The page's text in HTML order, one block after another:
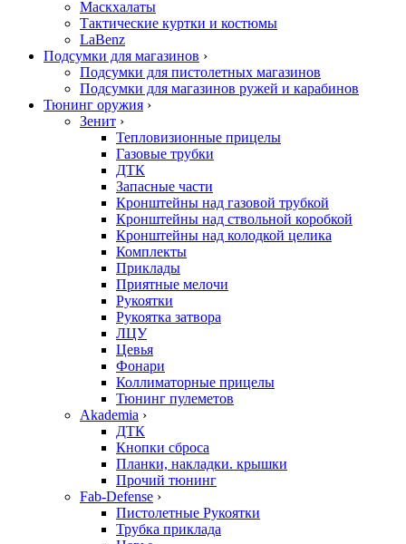
Маскхалаты
Тактические куртки и костюмы
LaBenz
Подсумки для магазинов ›
Подсумки для пистолетных магазинов
Подсумки для магазинов ружей и карабинов
Тюнинг оружия ›
Зенит ›
Тепловизионные прицелы
Газовые трубки
ДТК
Запасные части
Кронштейны над газовой трубкой
Кронштейны над ствольной коробкой
Кронштейны над колодкой целика
Комплекты
Приклады
Приятные мелочи
Рукоятки
Рукоятка затвора
ЛЦУ
Цевья
Фонари
Коллиматорные прицелы
Тюнинг пулеметов
Akademia ›
ДТК
Кнопки сброса
Планки, накладки. крышки
Прочий тюнинг
Fab-Defense ›
Пистолетные Рукоятки
Трубка приклада